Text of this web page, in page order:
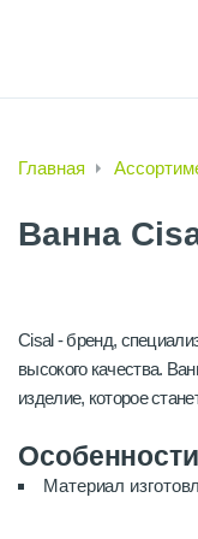
Главная
Ванна
Cisal - бренд,
высокого качества.
изделие, которое
Особенности
Материал